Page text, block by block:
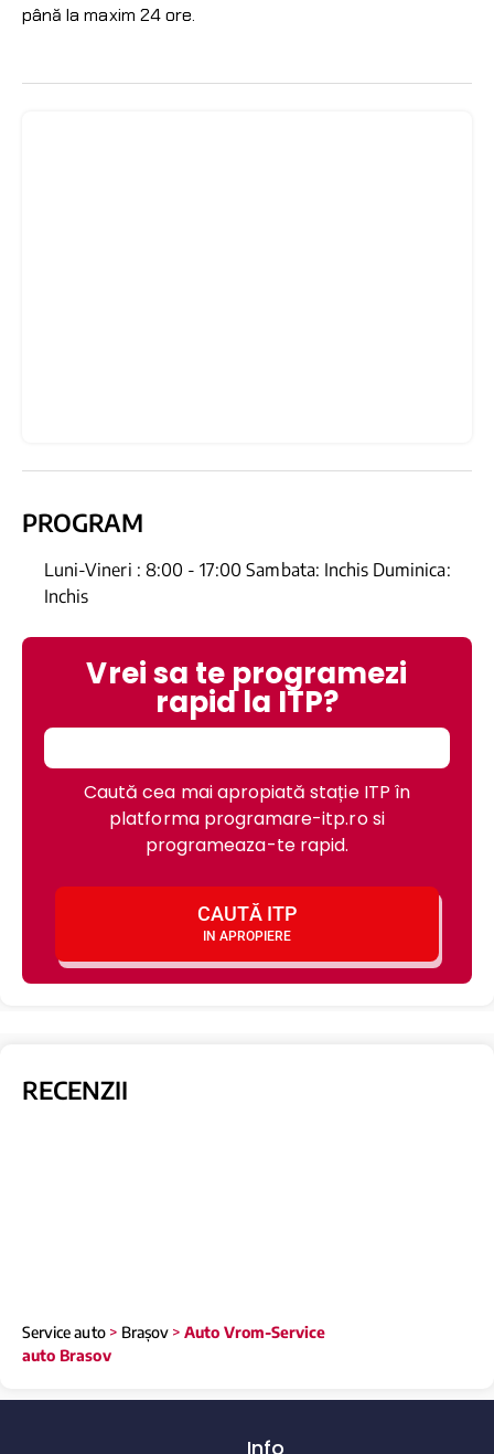
până la maxim 24 ore.
PROGRAM
Luni-Vineri : 8:00 - 17:00 Sambata: Inchis Duminica:
Inchis
Vrei sa te programezi
rapid la ITP?
Caută cea mai apropiată stație ITP în
platforma programare-itp.ro si
programeaza-te rapid.
CAUTĂ ITP
IN APROPIERE
RECENZII
Service auto> Brașov >Auto Vrom-Service
auto Brasov
Info